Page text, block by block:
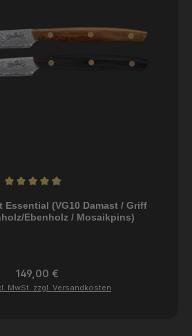
Essential (VG10 Damast / Griff
Ebenholz / Mosaikpins)
Regulärer Preis:
149,00 €
MwSt. zzgl. Versandkosten